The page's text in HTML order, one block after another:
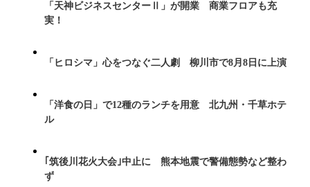
「天神ビジネスセンターⅡ」が開業 商業フロアも充
実！
「ヒロシマ」心をつなぐ二人劇 柳川市で8月8日に上演
「洋食の日」で12種のランチを用意 北九州・千草ホテ
ル
｢筑後川花火大会｣中止に 熊本地震で警備態勢など整わ
ず